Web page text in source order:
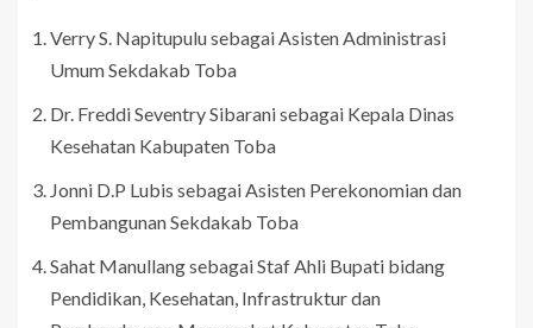
Verry S. Napitupulu sebagai Asisten Administrasi
Umum Sekdakab Toba
Dr. Freddi Seventry Sibarani sebagai Kepala Dinas
Kesehatan Kabupaten Toba
Jonni D.P Lubis sebagai Asisten Perekonomian dan
Pembangunan Sekdakab Toba
Sahat Manullang sebagai Staf Ahli Bupati bidang
Pendidikan, Kesehatan, Infrastruktur dan